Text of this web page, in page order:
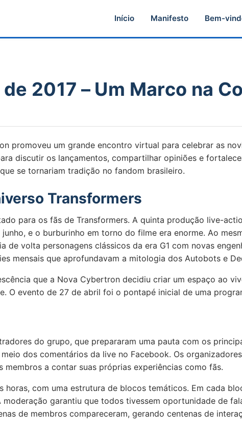
Início Manifesto Bem-
2017 – Um Marco na
promoveu um grande encontro virtual para celebrar as
discutir os lançamentos, compartilhar opiniões e
se tornariam tradição no fandom brasileiro.
Transformers
para os fãs de Transformers. A quinta produção live-
e o burburinho em torno do filme era enorme. Ao
de volta personagens clássicos da era G1 com novas
mensais que aprofundavam a mitologia dos Autobots e
que a Nova Cybertron decidiu criar um espaço ao
O evento de 27 de abril foi o pontapé inicial de uma
do grupo, que prepararam uma pauta com os
dos comentários da live no Facebook. Os
membros a contar suas próprias experiências como fãs.
horas, com uma estrutura de blocos temáticos. Em cada
garantiu que todos tivessem oportunidade de
de membros compareceram, gerando centenas de